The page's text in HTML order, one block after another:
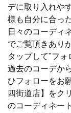
デに取り入れや
様も自分に合っ
日々のコーディ
でご覧頂きあり
タップして"フォ
過去のコーデか
ひフォローをお
四街道店】をク
のコーディネー